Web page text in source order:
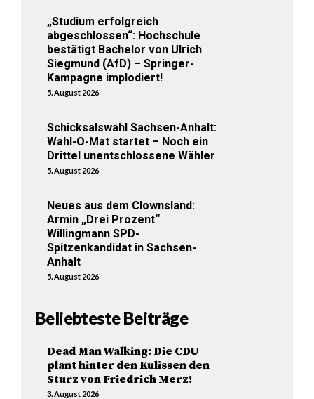
„Studium erfolgreich
abgeschlossen“: Hochschule
bestätigt Bachelor von Ulrich
Siegmund (AfD) – Springer-
Kampagne implodiert!
5. August 2026
Schicksalswahl Sachsen-Anhalt:
Wahl-O-Mat startet – Noch ein
Drittel unentschlossene Wähler
5. August 2026
Neues aus dem Clownsland:
Armin „Drei Prozent“
Willingmann SPD-
Spitzenkandidat in Sachsen-
Anhalt
5. August 2026
Beliebteste Beiträge
Dead Man Walking: Die CDU
plant hinter den Kulissen den
Sturz von Friedrich Merz!
3. August 2026